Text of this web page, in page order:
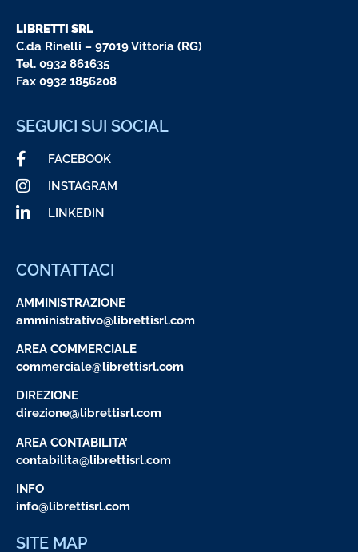
LIBRETTI SRL
C.da Rinelli – 97019 Vittoria (RG)
Tel. 0932 861635
Fax 0932 1856208
SEGUICI SUI SOCIAL
FACEBOOK
INSTAGRAM
LINKEDIN
CONTATTACI
AMMINISTRAZIONE
amministrativo@librettisrl.com
AREA COMMERCIALE
commerciale@librettisrl.com
DIREZIONE
direzione@librettisrl.com
AREA CONTABILITA’
contabilita@librettisrl.com
INFO
info@librettisrl.com
SITE MAP